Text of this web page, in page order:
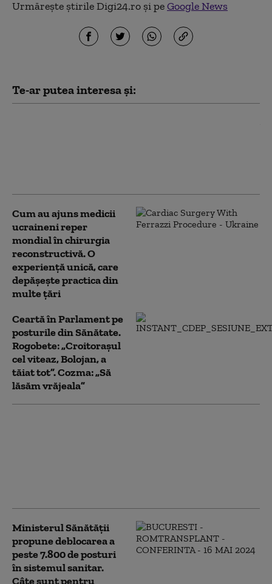
Urmărește știrile Digi24.ro și peGoogle News
Te-ar putea interesa și:
Cum au ajuns medicii
ucraineni reper
mondial în chirurgia
reconstructivă. O
experiență unică, care
depășește practica din
multe țări
Ceartă în Parlament pe
posturile din Sănătate.
Rogobete: „Croitorașul
cel viteaz, Bolojan, a
tăiat tot”. Cozma: „Să
lăsăm vrăjeala”
Ministerul Sănătății
propune deblocarea a
peste 7.800 de posturi
în sistemul sanitar.
Câte sunt pentru